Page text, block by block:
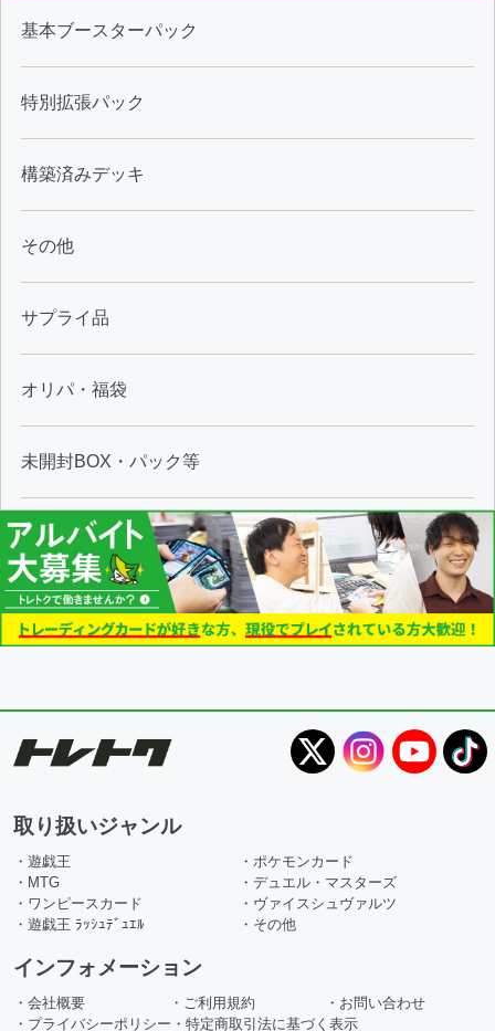
基本ブースターパック
特別拡張パック
構築済みデッキ
その他
サプライ品
オリパ・福袋
未開封BOX・パック等
取り扱いジャンル
・遊戯王
・ポケモンカード
・MTG
・デュエル・マスターズ
・ワンピースカード
・ヴァイスシュヴァルツ
・遊戯王 ﾗｯｼｭﾃﾞｭｴﾙ
・その他
インフォメーション
・会社概要 ・ご利用規約
・お問い合わせ
・プライバシーポリシー ・特定商取引法に基づく表示